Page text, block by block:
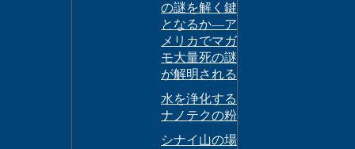
の謎を解く鍵
となるか―ア
メリカでマガ
モ大量死の謎
が解明される
水を浄化する
ナノテクの粉
シナイ山の場